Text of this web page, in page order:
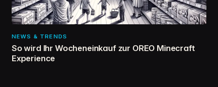
NEWS & TRENDS
So wird Ihr Wocheneinkauf zur OREO Minecraft
Experience